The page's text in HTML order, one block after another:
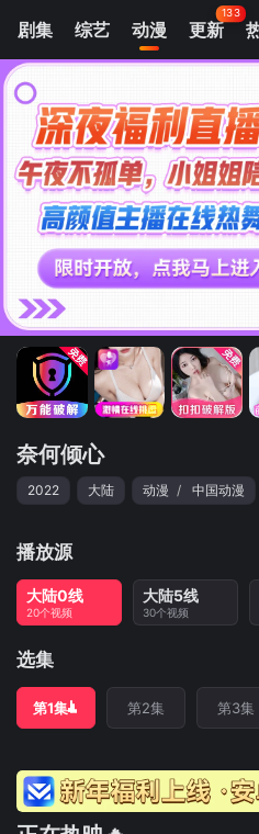
剧集 综艺 动漫 更新
133
奈何倾心
清空
奈何倾心
2022 大陆 动漫 / 中国动漫
播放源
大陆0线
20个视频
大陆5线
30个视频
选集
第1集 第2集 第3集